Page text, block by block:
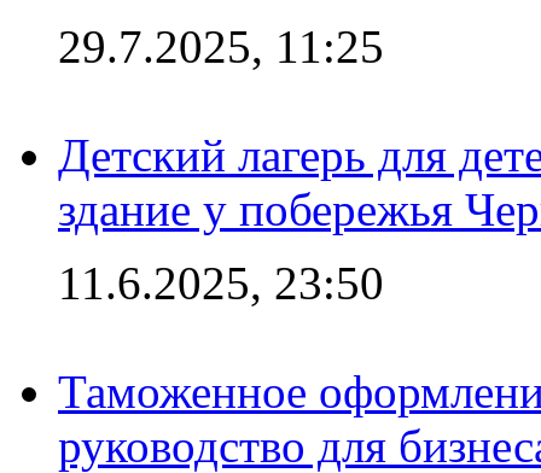
29.7.2025, 11:25
Детский лагерь для
здание у побережья
11.6.2025, 23:50
Таможенное
руководство для